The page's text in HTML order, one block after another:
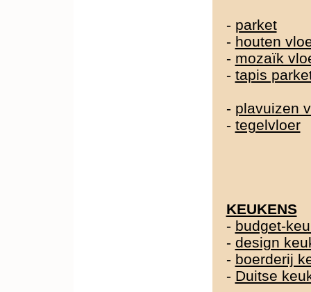
- parket
- houten
- mozaïk
- tapis
- plavuizen
- tegelvloer
KEUKENS
- budget-
- design
- boerderij
- Duitse